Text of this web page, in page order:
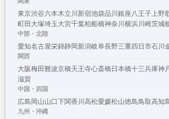
東京渋谷六本木立川 新宿池袋品川 銀座八王子上野
町田大塚埼玉大宮千葉柏船橋神奈川 横浜川崎茨城
中部・北陸
愛知名古屋栄錦静岡新潟岐阜長野三重四日市石川
関西
大阪梅田難波京橋天王寺心斎橋日本橋十三兵庫神
滋賀
中国・四国
広島 岡山山口下関香川 高松愛媛松山徳島鳥取高知
九州・沖縄